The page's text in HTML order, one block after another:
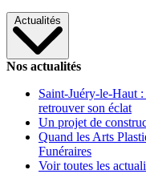
Actualités
Nos actualités
Saint-Juéry-le-Haut
retrouver son éclat
Un projet de
Quand les Arts
Funéraires
Voir toutes les